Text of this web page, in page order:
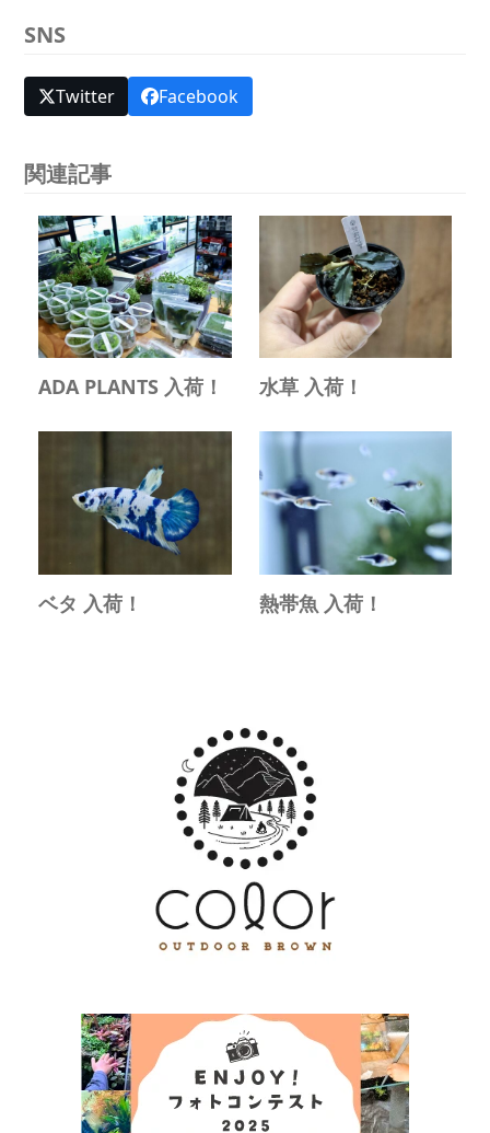
SNS
Twitter Facebook
関連記事
ADA PLANTS 入荷！ 水草 入荷！
ベタ 入荷！ 熱帯魚 入荷！